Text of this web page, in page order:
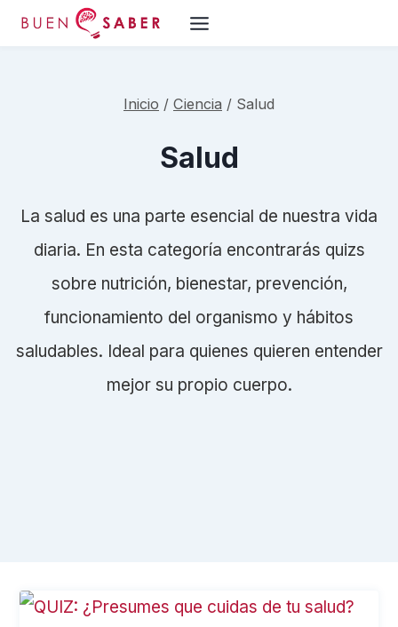
Saltar
Inicio / Ciencia / Salud
Salud
La salud es una parte esencial de nuestra vida
diaria. En esta categoría encontrarás quizs
sobre nutrición, bienestar, prevención,
funcionamiento del organismo y hábitos
saludables. Ideal para quienes quieren entender
mejor su propio cuerpo.